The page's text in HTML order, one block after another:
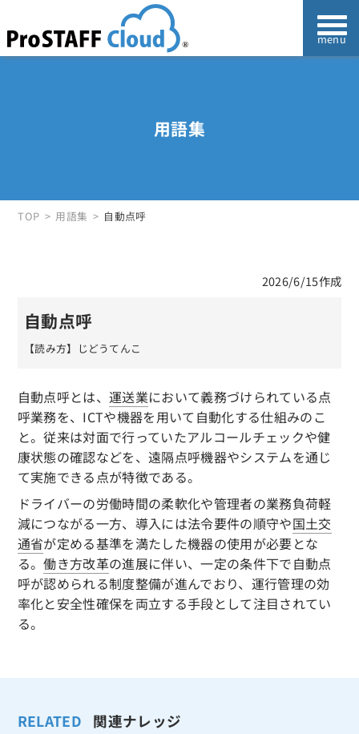
用語集
TOP 用語集 自動点呼
2026/6/15作成
自動点呼
【読み方】じどうてんこ
自動点呼とは、運送業において義務づけられている点
呼業務を、ICTや機器を用いて自動化する仕組みのこ
と。従来は対面で行っていたアルコールチェックや健
康状態の確認などを、遠隔点呼機器やシステムを通じ
て実施できる点が特徴である。
ドライバーの労働時間の柔軟化や管理者の業務負荷軽
減につながる一方、導入には法令要件の順守や国土交
通省が定める基準を満たした機器の使用が必要とな
る。働き方改革の進展に伴い、一定の条件下で自動点
呼が認められる制度整備が進んでおり、運行管理の効
率化と安全性確保を両立する手段として注目されてい
る。
RELATED 関連ナレッジ